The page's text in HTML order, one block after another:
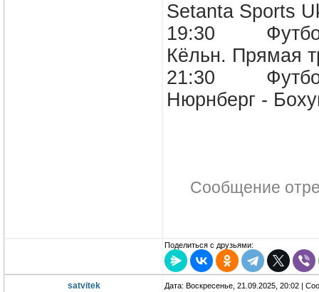
Setanta Sports
19:30 Футбол.
Кёльн. Прямая
21:30 Футбол.
Нюрнберг -
Сообщение
Поделиться с друзьями:
satvitek Дата: Воскресенье, 21.09.2025, 20:02 |